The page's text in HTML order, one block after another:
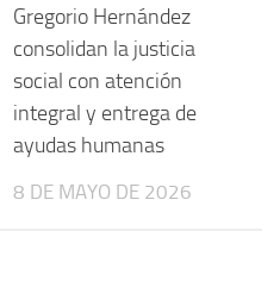
Gregorio Hernández
consolidan la justicia
social con atención
integral y entrega de
ayudas humanas
8 DE MAYO DE 2026